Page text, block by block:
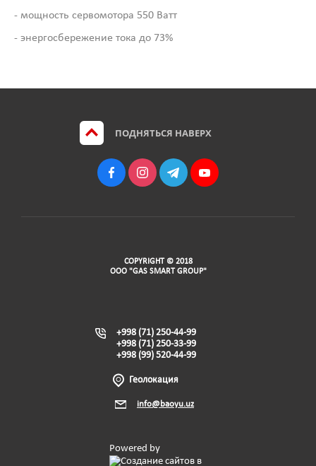
- мощность сервомотора 550 Ватт
- энергосбережение тока до 73%
ПОДНЯТЬСЯ НАВЕРХ
COPYRIGHT © 2018
ООО "GAS SMART GROUP"
+998 (71) 250-44-99
+998 (71) 250-33-99
+998 (99) 520-44-99
Геолокация
info@baoyu.uz
Powered by